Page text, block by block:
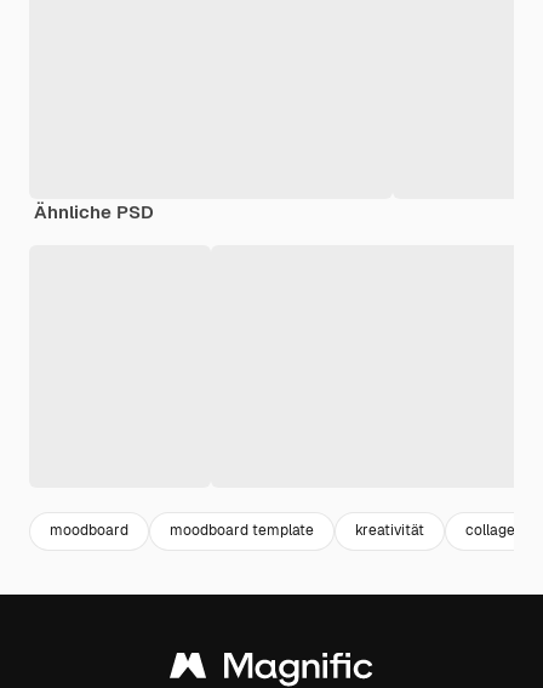
Ähnliche PSD
moodboard moodboard template kreativität collage